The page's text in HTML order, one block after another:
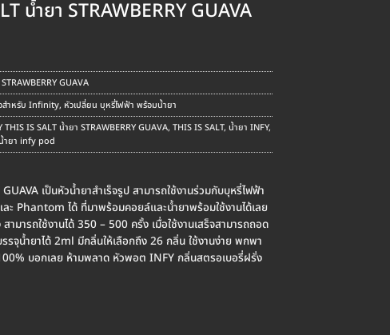
น้ำยา STRAWBERRY GUAVA
GUAVA
สำหรับ Infinity, หัวเปลี่ยน บุหรี่ไฟฟ้า พร้อมน้ำยา
THIS IS SALT น้ำยา STRAWBERRY GUAVA, THIS IS SALT, น้ำยา INFY,
ำยา infy pod
เป็นหัวน้ำยาสำเร็จรูป สามารถใช้งานร่วมกับบุหรี่ไฟฟ้า
Phantom ได้ ที่มาพร้อมคอยล์และน้ำยาพร้อมใช้งานได้เลย
ามารถใช้งานได้ 350 – 500 ครั้ง เมื่อใช้งานเสร็จสามารถถอด
จุน้ำยาได้ 2ml มีกลิ่นให้เลือกถึง 26 กลิ่น ใช้งานง่าย พกพา
บอกเลย ห้ามพลาด หัวพอต INFY กลิ่นสตรอเบอรี่ฝรั่ง